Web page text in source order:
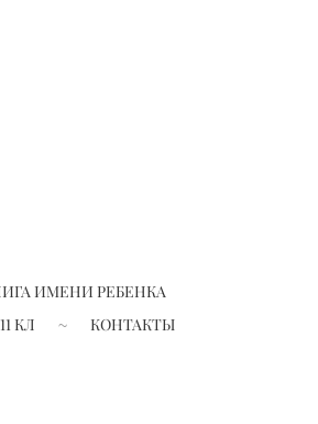
ИМЕНИ РЕБЕНКА
КЛ
КОНТАКТЫ